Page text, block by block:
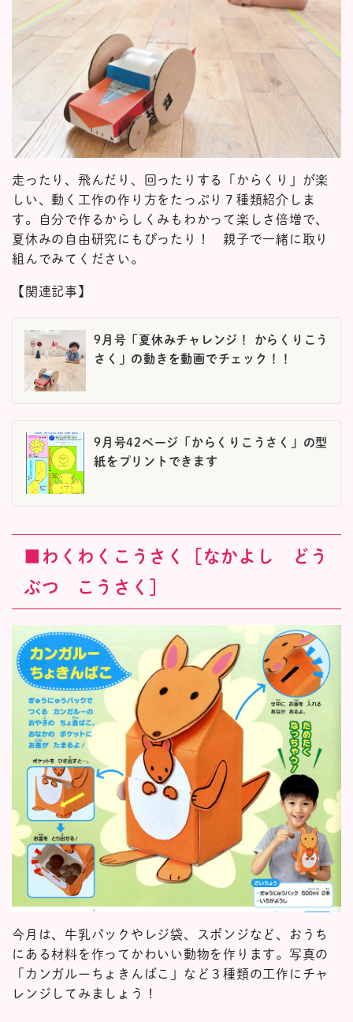
走ったり、飛んだり、回ったりする「からくり」が楽
しい、動く工作の作り方をたっぷり７種類紹介しま
す。自分で作るからしくみもわかって楽しさ倍増で、
夏休みの自由研究にもぴったり！ 親子で一緒に取り
組んでみてください。
【関連記事】
9月号「夏休みチャレンジ！ からくりこう
さく」の動きを動画でチェック！！
9月号42ページ「からくりこうさく」の型
紙をプリントできます
■わくわくこうさく［なかよし どう
ぶつ こうさく］
今月は、牛乳パックやレジ袋、スポンジなど、おうち
にある材料を作ってかわいい動物を作ります。写真の
「カンガルーちょきんばこ」など３種類の工作にチャ
レンジしてみましょう！